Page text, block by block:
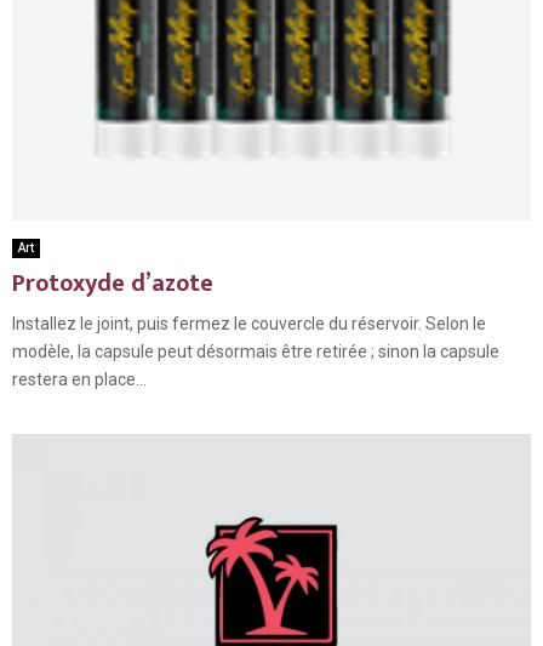
Art
Protoxyde d’azote
Installez le joint, puis fermez le couvercle du réservoir. Selon le
modèle, la capsule peut désormais être retirée ; sinon la capsule
restera en place...